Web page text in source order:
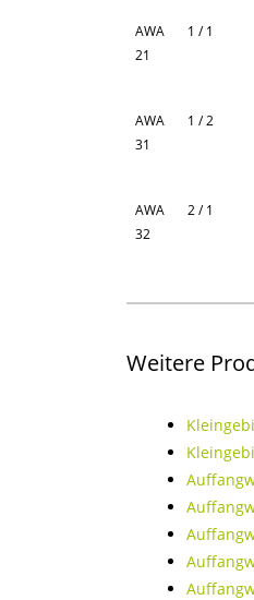
AWA
21
1 / 1
AWA
31
1 / 2
AWA
32
2 / 1
Weitere